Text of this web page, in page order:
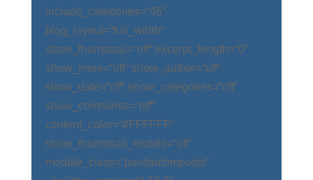
include_categories=“46″
blog_layout=“full_width“
show_thumbnail=“off“ excerpt_length=“0″
show_more=“off“ show_author=“off“
show_date=“off“ show_categories=“off“
show_comments=“off“
content_color=“#FFFFFF“
show_thumbnail_mobile=“off“
module_class=“postbottomposts“